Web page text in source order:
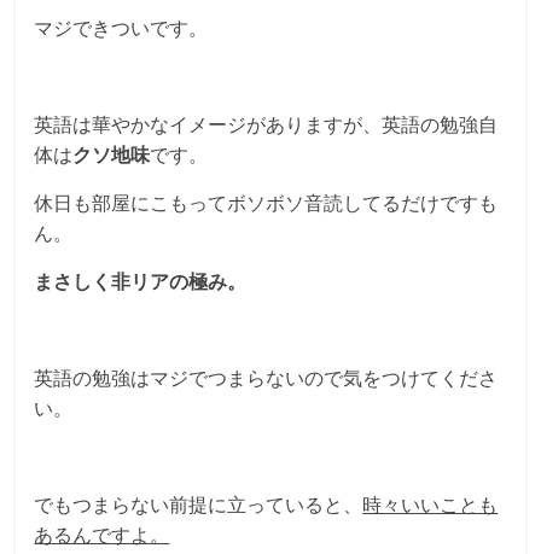
マジできついです。
英語は華やかなイメージがありますが、英語の勉強自
体はクソ地味です。
休日も部屋にこもってボソボソ音読してるだけですも
ん。
まさしく非リアの極み。
英語の勉強はマジでつまらないので気をつけてくださ
い。
でもつまらない前提に立っていると、 時々いいことも
あるんですよ。